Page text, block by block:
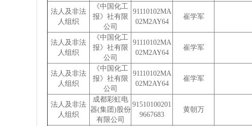
法人及非法
人组织
《中国化工
报》社有限
公司
91110102MA
02M2AY64
崔学军
法人及非法
人组织
《中国化工
报》社有限
公司
91110102MA
02M2AY64
崔学军
法人及非法
人组织
《中国化工
报》社有限
公司
91110102MA
02M2AY64
崔学军
法人及非法
人组织
成都彩虹电
器(集团)股份
有限公司
91510100201
9667683
黄朝万